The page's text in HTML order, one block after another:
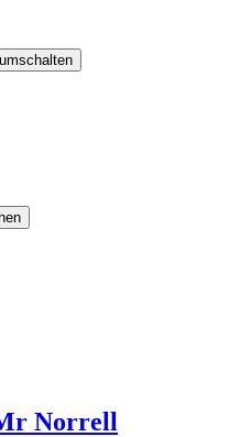
Norrell